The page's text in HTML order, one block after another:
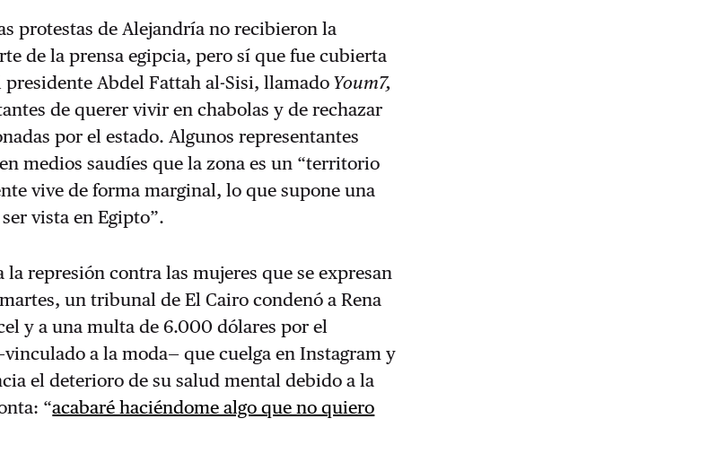
protestas de Alejandría no recibieron la
de la prensa egipcia, pero sí que fue cubierta
Abdel Fattah al-Sisi, llamado Youm7,
de querer vivir en chabolas y de rechazar
por el estado. Algunos representantes
medios saudíes que la zona es un “territorio
vive de forma marginal, lo que supone una
vista en Egipto”.
represión contra las mujeres que se expresan
un tribunal de El Cairo condenó a Rena
y a una multa de 6.000 dólares por el
a la moda— que cuelga en Instagram y
el deterioro de su salud mental debido a la
“acabaré haciéndome algo que no quiero